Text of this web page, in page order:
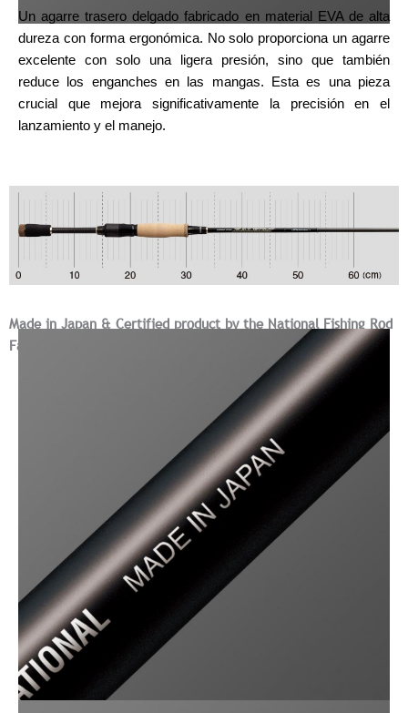
Un agarre trasero delgado fabricado en material EVA de alta
dureza con forma ergonómica. No solo proporciona un agarre
excelente con solo una ligera presión, sino que también
reduce los enganches en las mangas. Esta es una pieza
crucial que mejora significativamente la precisión en el
lanzamiento y el manejo.
Made in Japan & Certified product by the National Fishing Rod
Fair Trade Council